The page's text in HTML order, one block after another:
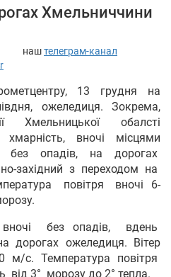
Хмельниччини
наштелеграм-канал
13 грудня на
ожеледиця. Зокрема,
Хмельницької обалсті
хмарність, вночі місцями
без опадів, на дорогах
західний з переходом на
повітря вночі 6-
без опадів, вдень
дорогах ожеледиця. Вітер
м/с. Температура повітря
від 3° морозу до 2° тепла.